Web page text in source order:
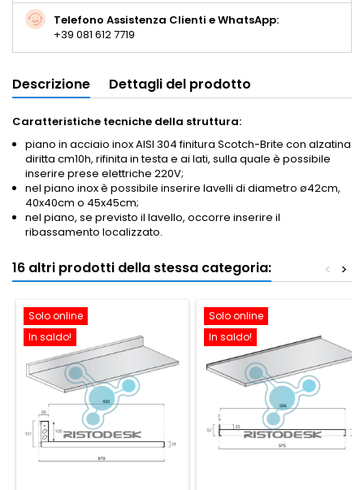
Telefono Assistenza Clienti e WhatsApp:
+39 081 612 7719
Descrizione Dettagli del prodotto
Caratteristiche tecniche della struttura:
piano in acciaio inox AISI 304 finitura Scotch-Brite con alzatina
diritta cm10h, rifinita in testa e ai lati, sulla quale è possibile
inserire prese elettriche 220V;
nel piano inox è possibile inserire lavelli di diametro ø42cm,
40x40cm o 45x45cm;
nel piano, se previsto il lavello, occorre inserire il
ribassamento localizzato.
16 altri prodotti della stessa categoria: >
<
Solo online
In saldo!
Solo online
In saldo!